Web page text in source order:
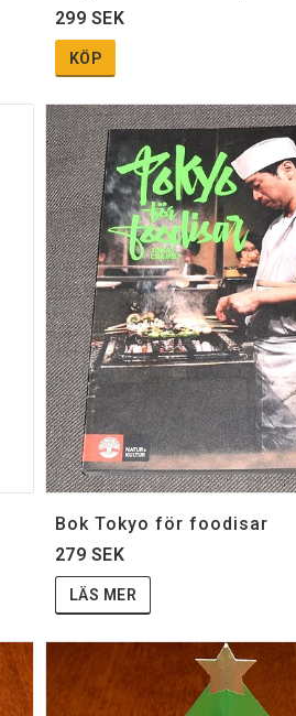
299 SEK
KÖP
Bok Tokyo för foodisar
279 SEK
LÄS MER